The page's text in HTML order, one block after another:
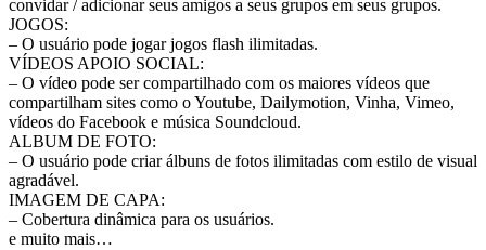
convidar / adicionar seus amigos a seus grupos em seus grupos.
JOGOS:
– O usuário pode jogar jogos flash ilimitadas.
VÍDEOS APOIO SOCIAL:
– O vídeo pode ser compartilhado com os maiores vídeos que
compartilham sites como o Youtube, Dailymotion, Vinha, Vimeo,
vídeos do Facebook e música Soundcloud.
ALBUM DE FOTO:
– O usuário pode criar álbuns de fotos ilimitadas com estilo de visual
agradável.
IMAGEM DE CAPA:
– Cobertura dinâmica para os usuários.
e muito mais…